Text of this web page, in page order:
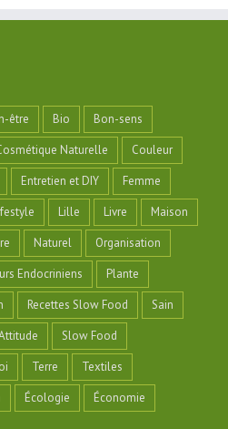
être Bio
Bon-sens
Naturelle
Couleur
Entretien et DIY
Femme
Lille Livre
Maison
Naturel
Organisation
Endocriniens
Plante
Recettes Slow Food
Sain
Slow Food
Terre
Textiles
Écologie
Économie